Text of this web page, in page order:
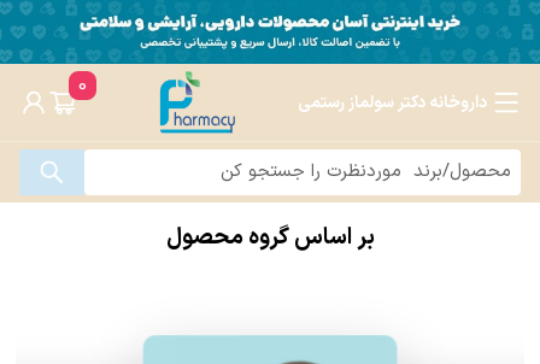
داروخانه دکتر سولماز رستمی
0
بر اساس گروه محصول